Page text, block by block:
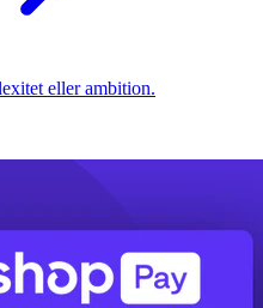
eller ambition.